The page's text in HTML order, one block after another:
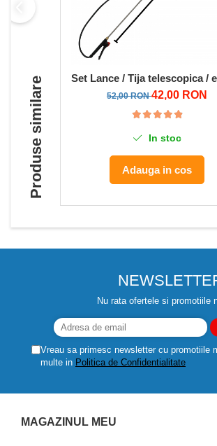
Produse similare Set Lance / Tija telescopica /
52,00 RON42,00 RON
In stoc
Adauga in cos
Nu rata ofertele si promotiile
Vreau sa primesc newsletter cu promotiile
multe in Politica de Confidentialitate
MAGAZINUL MEU